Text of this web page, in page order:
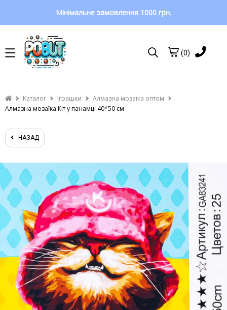
Мінімальне замовлення 1000 грн.
(0)
Каталог Іграшки
Алмазна мозаїка оптом
Алмазна мозаїка Кіт у панамці 40*50 см
НАЗАД